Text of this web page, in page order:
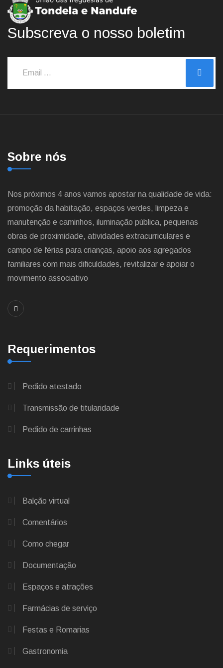
Subscreva o nosso boletim
Sobre nós
Nos próximos 4 anos vamos apostar na qualidade de vida:
promoção da habitação, espaços verdes, limpeza e
manutenção e caminhos, iluminação pública, pequenas
obras de proximidade, atividades extracurriculares e
campo de férias para crianças, apoio aos agregados
familiares com mais dificuldades, revitalizar e apoiar o
movimento associativo
Requerimentos
Pedido atestado
Transmissão de titularidade
Pedido de carrinhas
Links úteis
Balção virtual
Comentários
Como chegar
Documentação
Espaços e atrações
Farmácias de serviço
Festas e Romarias
Gastronomia